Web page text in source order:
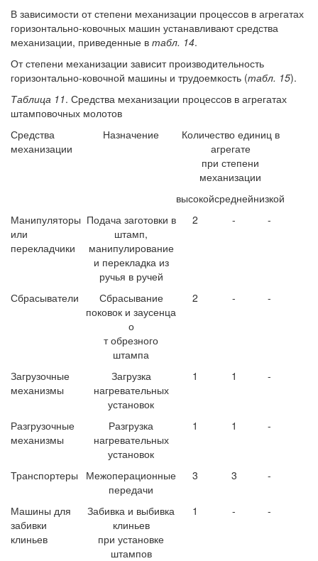
В зависимости от степени механизации процессов в агрегатах
горизонтально-ковочных машин устанавливают средства
механизации, приведенные в табл. 14.
От степени механизации зависит производительность
горизонтально-ковочной машины и трудоемкость (табл. 15).
Таблица 11. Средства механизации процессов в агрегатах
штамповочных молотов
Средства
механизации
Назначение
Количество единиц в
агрегате
при степени
механизации
высокойсреднейнизкой
Манипуляторы
или
перекладчики
Подача заготовки в
штамп,
манипулирование
и перекладка из
ручья в ручей
2 - -
Сбрасыватели
Сбрасывание
поковок и заусенца
о
т обрезного
штампа
2 - -
Загрузочные
механизмы
Загрузка
нагревательных
установок
1 1 -
Разгрузочные
механизмы
Разгрузка
нагревательных
установок
1 1 -
Транспортеры
Межоперационные
передачи
3 3 -
Машины для
забивки
клиньев
Забивка и выбивка
клиньев
при установке
штампов
1 - -